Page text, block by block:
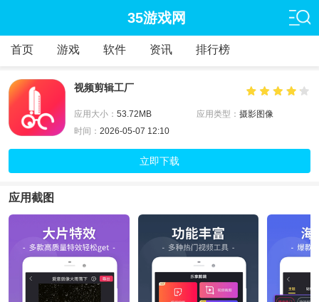
35游戏网
首页 游戏 软件 资讯 排行榜
视频剪辑工厂
应用大小： 53.72MB 应用类型： 摄影图像
时间： 2026-05-07 12:10
立即下载
应用截图